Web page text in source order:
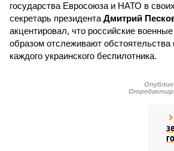
государства Евросоюза и НАТО в
секретарь президента Дмитрий
акцентировал, что российские
образом отслеживают обстоятельства
каждого украинского беспилотника.